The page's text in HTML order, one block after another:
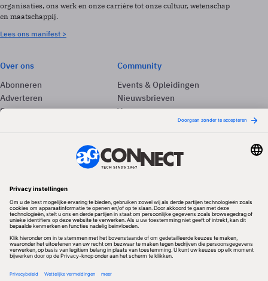
organisaties, ons werk en onze carrière tot onze cultuur, wetenschap
en maatschappij.
Lees ons manifest >
Over ons
Abonneren
Adverteren
Contact
Community
Events & Opleidingen
Nieuwsbrieven
Vacatures
Redactionele partner